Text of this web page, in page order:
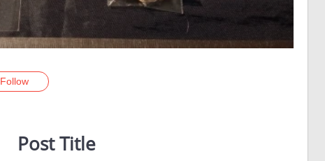
Follow
Post Title